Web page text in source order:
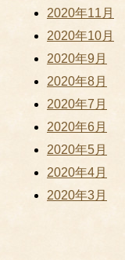
2020年11月
2020年10月
2020年9月
2020年8月
2020年7月
2020年6月
2020年5月
2020年4月
2020年3月